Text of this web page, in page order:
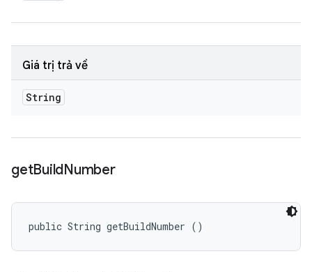
Giá trị trả về
String
getBuildNumber
public String getBuildNumber ()